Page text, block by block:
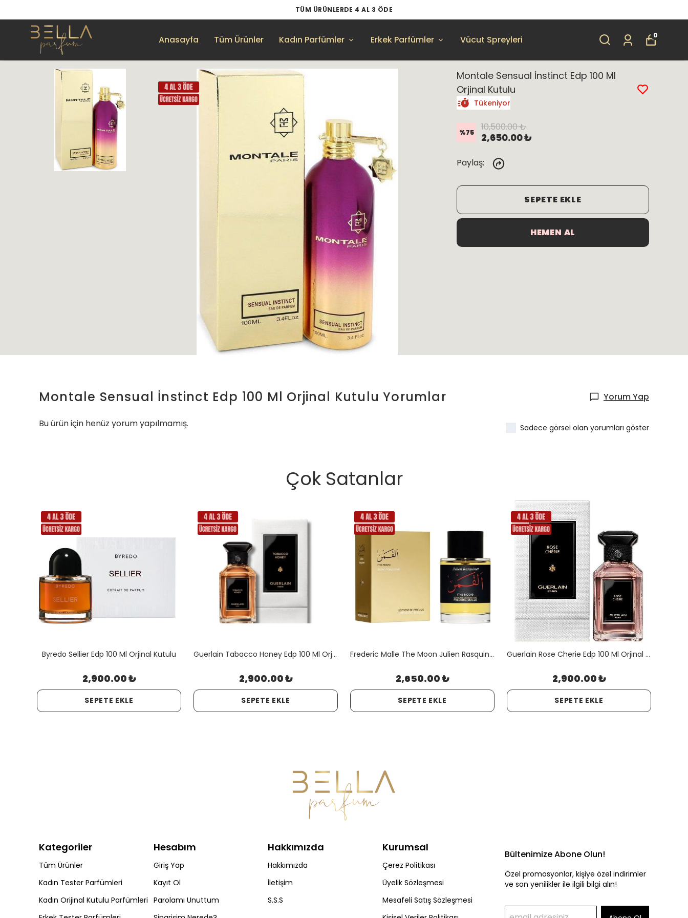
TÜM ÜRÜNLERDE 4 AL 3 ÖDE
Anasayfa Tüm Ürünler Kadın Parfümler Erkek Parfümler Vücut Spreyleri 0
Montale Sensual İnstinct Edp 100 Ml
Orjinal Kutulu
Tükeniyor
%75 10,500.00 ₺
2,650.00 ₺
Paylaş:
SEPETE EKLE
HEMEN AL
Montale Sensual İnstinct Edp 100 Ml Orjinal KutuluYorumlar Yorum Yap
Bu ürün için henüz yorum yapılmamış. Sadece görsel olan yorumları göster
Çok Satanlar
Byredo Sellier Edp 100 Ml Orjinal Kutulu
2,900.00 ₺
SEPETE EKLE
Guerlain Tabacco Honey Edp 100 Ml Orjinal Kutulu
2,900.00 ₺
SEPETE EKLE
Frederic Malle The Moon Julien Rasquinet Edp 100 Ml Orjinal Kutulu
2,650.00 ₺
SEPETE EKLE
Guerlain Rose Cherie Edp 100 Ml Orjinal Kutulu
2,900.00 ₺
SEPETE EKLE
Kategoriler
Tüm Ürünler
Kadın Tester Parfümleri
Kadın Orijinal Kutulu Parfümleri
Hesabım
Giriş Yap
Kayıt Ol
Parolamı Unuttum
Hakkımızda
Hakkımızda
İletişim
S.S.S
Kurumsal
Çerez Politikası
Üyelik Sözleşmesi
Mesafeli Satış Sözleşmesi
Bültenimize Abone Olun!
Özel promosyonlar, kişiye özel indirimler
ve son yenilikler ile ilgili bilgi alın!